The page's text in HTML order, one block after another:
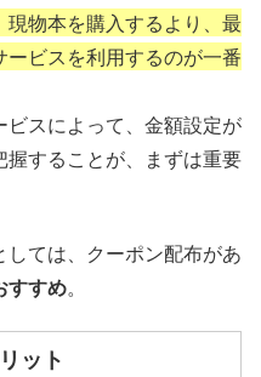
物本を購入するより、最
ビスを利用するのが一番
スによって、金額設定が
することが、まずは重要
ては、クーポン配布があ
すすめ。
ット